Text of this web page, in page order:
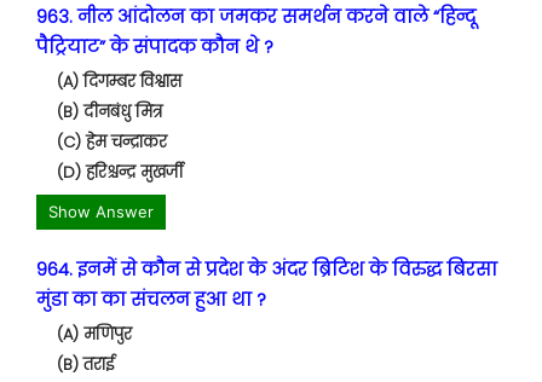
963. नील आंदोलन का जमकर समर्थन करने वाले “हिन्दू
पैट्रियाट” के संपादक कौन थे ?
(A) दिगम्बर विश्वास
(B) दीनबंधु मित्र
(C) हेम चन्द्राकर
(D) हरिश्चन्द्र मुखर्जी
Show Answer
964. इनमें से कौन से प्रदेश के अंदर ब्रिटिश के विरुद्ध बिरसा
मुंडा का का संचलन हुआ था ?
(A) मणिपुर
(B) तराई